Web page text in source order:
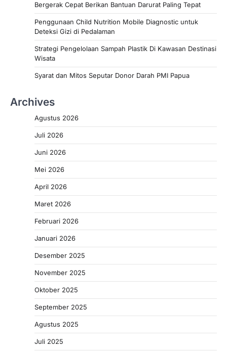
Bergerak Cepat Berikan Bantuan Darurat Paling Tepat
Penggunaan Child Nutrition Mobile Diagnostic untuk
Deteksi Gizi di Pedalaman
Strategi Pengelolaan Sampah Plastik Di Kawasan Destinasi
Wisata
Syarat dan Mitos Seputar Donor Darah PMI Papua
Archives
Agustus 2026
Juli 2026
Juni 2026
Mei 2026
April 2026
Maret 2026
Februari 2026
Januari 2026
Desember 2025
November 2025
Oktober 2025
September 2025
Agustus 2025
Juli 2025